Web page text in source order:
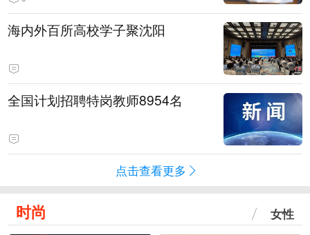
海内外百所高校学子聚沈阳
全国计划招聘特岗教师8954名
点击查看更多
时尚 女性